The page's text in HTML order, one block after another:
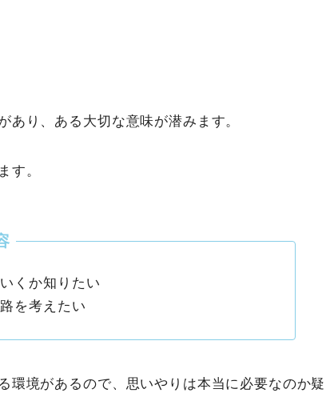
り、ある大切な意味が潜みます。
す。
くか知りたい
を考えたい
環境があるので、思いやりは本当に必要なのか疑